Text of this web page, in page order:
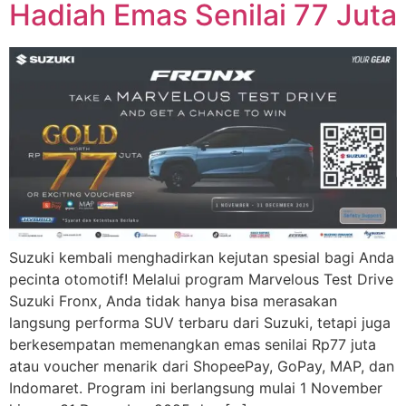
Hadiah Emas Senilai 77 Juta
Suzuki kembali menghadirkan kejutan spesial bagi Anda
pecinta otomotif! Melalui program Marvelous Test Drive
Suzuki Fronx, Anda tidak hanya bisa merasakan
langsung performa SUV terbaru dari Suzuki, tetapi juga
berkesempatan memenangkan emas senilai Rp77 juta
atau voucher menarik dari ShopeePay, GoPay, MAP, dan
Indomaret. Program ini berlangsung mulai 1 November